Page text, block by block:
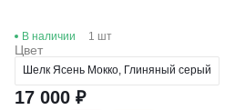
В наличии 1 шт
Цвет
Шелк Ясень Мокко, Глиняный серый
17 000 ₽